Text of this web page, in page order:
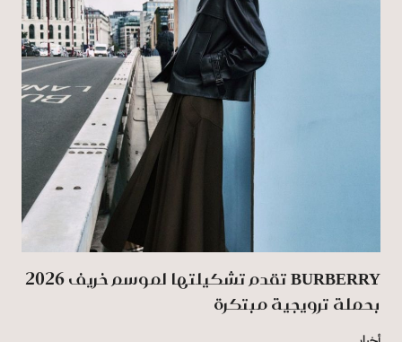
BURBERRY تقدم تشكيلتها لموسم خريف 2026
بحملة ترويجية مبتكرة